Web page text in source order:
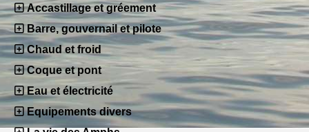
Accastillage et gréement
Barre, gouvernail et pilote
Chaud et froid
Coque et pont
Eau et électricité
Equipements divers